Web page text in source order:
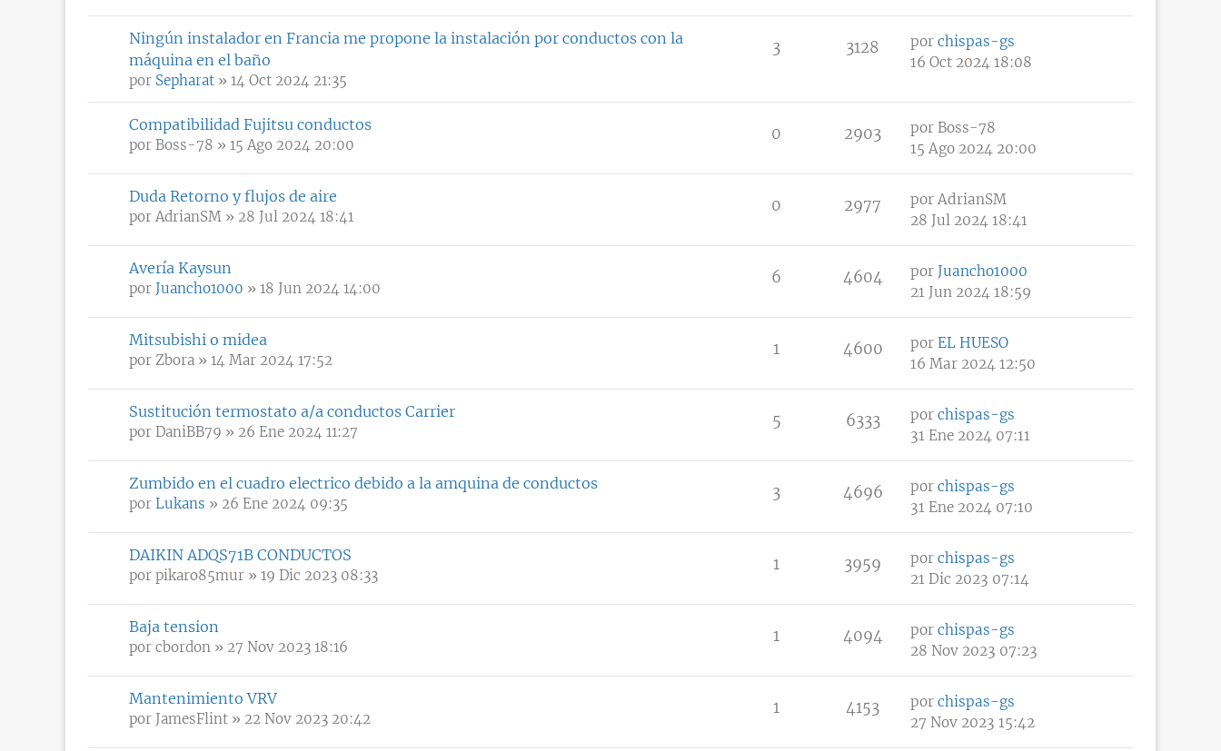
Ningún instalador en Francia me propone la instalación por conductos con la
máquina en el baño
por Sepharat » 14 Oct 2024 21:35
3 3128 por chispas-gs
16 Oct 2024 18:08
Compatibilidad Fujitsu conductos
por Boss-78 » 15 Ago 2024 20:00
0 2903 por Boss-78
15 Ago 2024 20:00
Duda Retorno y flujos de aire
por AdrianSM » 28 Jul 2024 18:41
0 2977 por AdrianSM
28 Jul 2024 18:41
Avería Kaysun
por Juancho1000 » 18 Jun 2024 14:00
6 4604 por Juancho1000
21 Jun 2024 18:59
Mitsubishi o midea
por Zbora » 14 Mar 2024 17:52
1 4600 por EL HUESO
16 Mar 2024 12:50
Sustitución termostato a/a conductos Carrier
por DaniBB79 » 26 Ene 2024 11:27
5 6333 por chispas-gs
31 Ene 2024 07:11
Zumbido en el cuadro electrico debido a la amquina de conductos
por Lukans » 26 Ene 2024 09:35
3 4696 por chispas-gs
31 Ene 2024 07:10
DAIKIN ADQS71B CONDUCTOS
por pikaro85mur » 19 Dic 2023 08:33
1 3959 por chispas-gs
21 Dic 2023 07:14
Baja tension
por cbordon » 27 Nov 2023 18:16
1 4094 por chispas-gs
28 Nov 2023 07:23
Mantenimiento VRV
por JamesFlint » 22 Nov 2023 20:42
1 4153 por chispas-gs
27 Nov 2023 15:42